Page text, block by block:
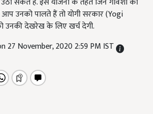
उनको पालते हैं तो योगी सरकार (Yogi
देखरेख के लिए खर्च देगी.
27 November, 2020 2:59 PM IST